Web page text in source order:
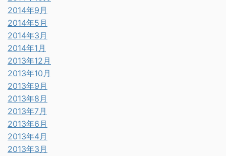
2014年9月
2014年5月
2014年3月
2014年1月
2013年12月
2013年10月
2013年9月
2013年8月
2013年7月
2013年6月
2013年4月
2013年3月